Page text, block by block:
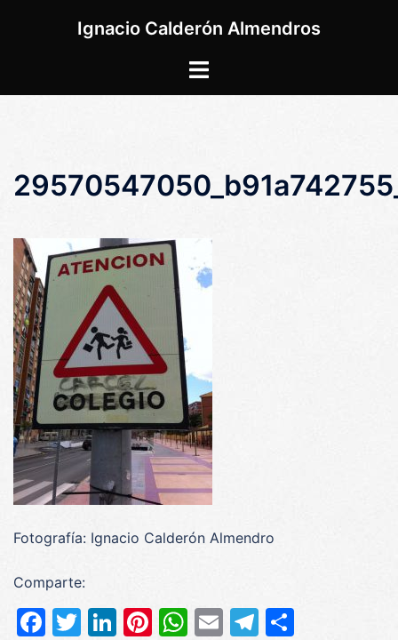
Ignacio Calderón Almendros
Alternar
Fotografía: Ignacio Calderón Almendro
Comparte:
Facebook
Twitter
LinkedIn
Pinterest
WhatsApp
EmailTelegram